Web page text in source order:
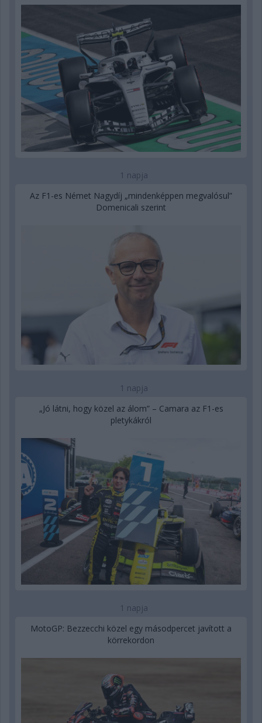
1 napja
Az F1-es Német Nagydíj „mindenképpen megvalósul”
Domenicali szerint
1 napja
„Jó látni, hogy közel az álom” – Camara az F1-es
pletykákról
1 napja
MotoGP: Bezzecchi közel egy másodpercet javított a
körrekordon